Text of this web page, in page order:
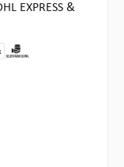
EXPRESS &